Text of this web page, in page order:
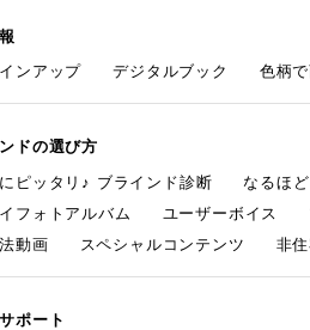
ンアップ
デジタルブック 色柄
ドの選び方
ピッタリ♪ ブラインド診断
なるほ
フォトアルバム
ユーザーボイス
動画
スペシャルコンテンツ 非
ポート